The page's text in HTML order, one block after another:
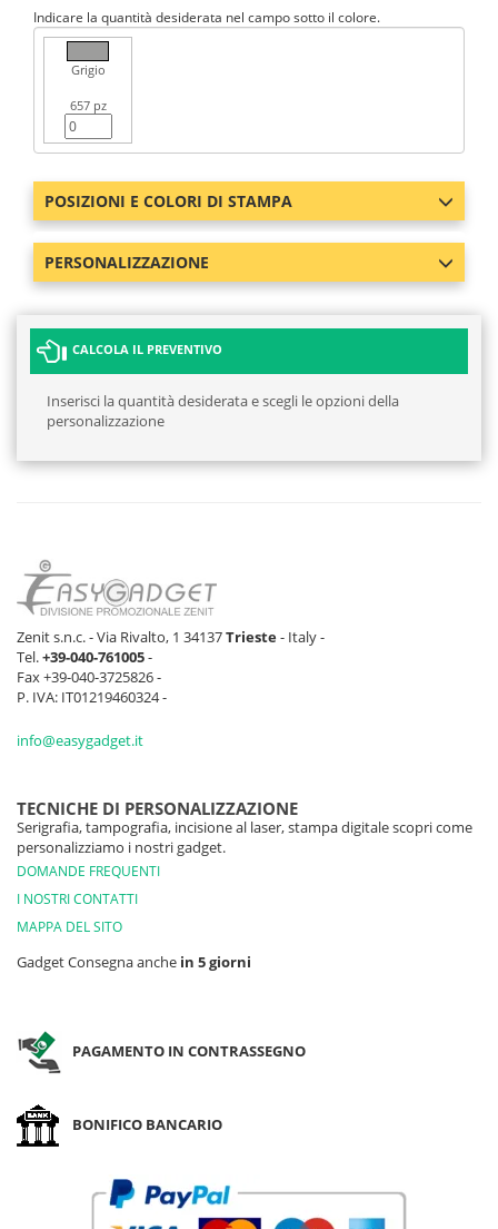
Indicare la quantità desiderata nel campo sotto il colore.
Grigio
657 pz
POSIZIONI E COLORI DI STAMPA
PERSONALIZZAZIONE
CALCOLA IL PREVENTIVO
Inserisci la quantità desiderata e scegli le opzioni della
personalizzazione
Zenit s.n.c. - Via Rivalto, 1 34137Trieste- Italy -
Tel.+39-040-761005-
Fax +39-040-3725826 -
P. IVA: IT01219460324 -
info@easygadget.it
TECNICHE DI PERSONALIZZAZIONE
Serigrafia, tampografia, incisione al laser, stampa digitale scopri come
personalizziamo i nostri gadget.
DOMANDE FREQUENTI
I NOSTRI CONTATTI
MAPPA DEL SITO
Gadget Consegna anche in 5 giorni
PAGAMENTO IN CONTRASSEGNO
BONIFICO BANCARIO